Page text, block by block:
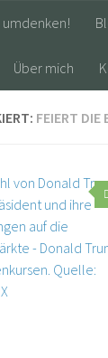
umdenken!
Über mich
FEIERT DIE